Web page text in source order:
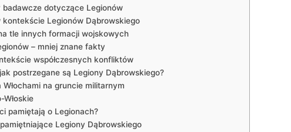
badawcze dotyczące Legionów
Legionów Dąbrowskiego
tle innych formacji wojskowych
– mniej znane fakty
współczesnych konfliktów
postrzegane są Legiony Dąbrowskiego?
na gruncie militarnym
pamiętają o Legionach?
Legiony Dąbrowskiego